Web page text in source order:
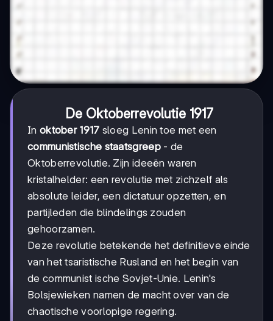
De Oktoberrevolutie 1917
In oktober 1917 sloeg Lenin toe met een
communistische staatsgreep- de
Oktoberrevolutie. Zijn ideeën waren
kristalhelder: een revolutie met zichzelf als
absolute leider, een dictatuur opzetten, en
partijleden die blindelings zouden
gehoorzamen.
Deze revolutie betekende het definitieve einde
van het tsaristische Rusland en het begin van
de communist ische Sovjet-Unie. Lenin's
Bolsjewieken namen de macht over van de
chaotische voorlopige regering.